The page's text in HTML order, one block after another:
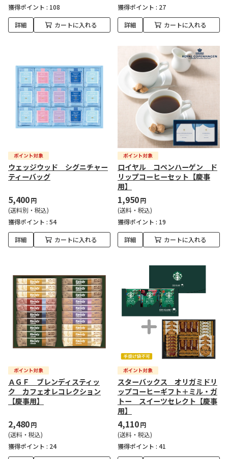
獲得ポイント : 108
詳細 カートに入れる
獲得ポイント : 27
詳細 カートに入れる
ウェッジウッド シグニチャー
ティーバッグ
5,400円
(送料別・税込)
獲得ポイント : 54
詳細 カートに入れる
ロイヤル コペンハーゲン ド
リップコーヒーセット【慶事
用】
1,950円
(送料・税込)
獲得ポイント : 19
詳細 カートに入れる
ＡＧＦ ブレンディスティッ
ク カフェオレコレクション
【慶事用】
2,480円
(送料・税込)
獲得ポイント : 24
スターバックス オリガミドリ
ップコーヒーギフト＋ミル・ガ
トー スイーツセレクト【慶事
用】
4,110円
(送料・税込)
獲得ポイント : 41